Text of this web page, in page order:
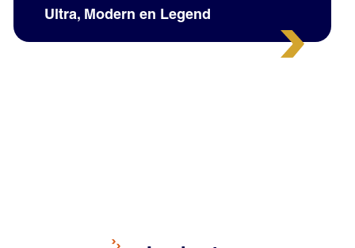
Ultra, Modern en Legend